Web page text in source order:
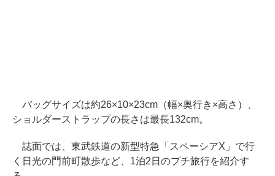
バッグサイズは約26×10×23cm（幅×奥行き×高さ）、
ショルダーストラップの長さは最長132cm。
誌面では、東武鉄道の新型特急「スペーシアX」で行
く日光の門前町散歩など、1泊2日のプチ旅行を紹介す